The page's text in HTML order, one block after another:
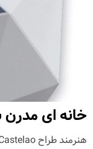
خانه ای مدرن